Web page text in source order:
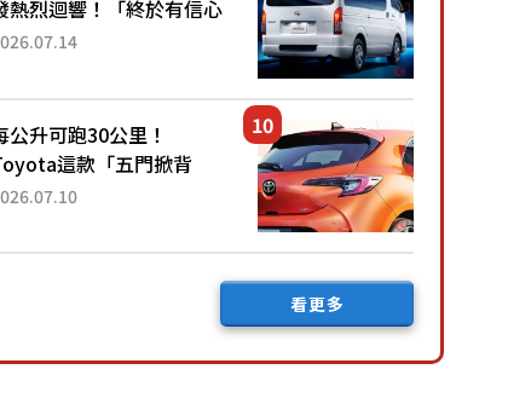
熱烈迴響！「終於有信心
訂了！」「哪個等級交車
竟然還要等「超過半年」
能交車？...
公升可跑30公里！
這款「五門掀背
」真的很厲害！ 擁有全
寸」，配備全面升級！
看更多